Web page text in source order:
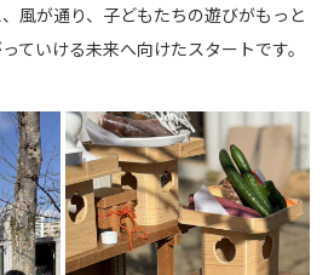
風が通り、子どもたちの遊びがもっと
ていける未来へ向けたスタートです。